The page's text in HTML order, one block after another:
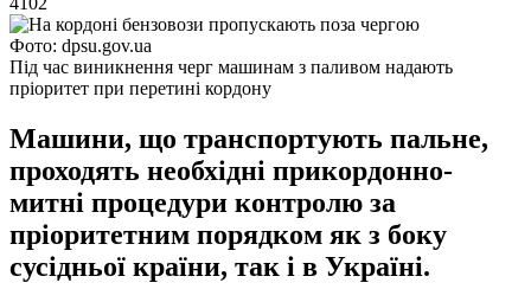
Фото: dpsu.gov.ua
Під час виникнення черг машинам з паливом надають
пріоритет при перетині кордону
Машини, що транспортують пальне,
проходять необхідні прикордонно-
митні процедури контролю за
пріоритетним порядком як з боку
сусідньої країни, так і в Україні.